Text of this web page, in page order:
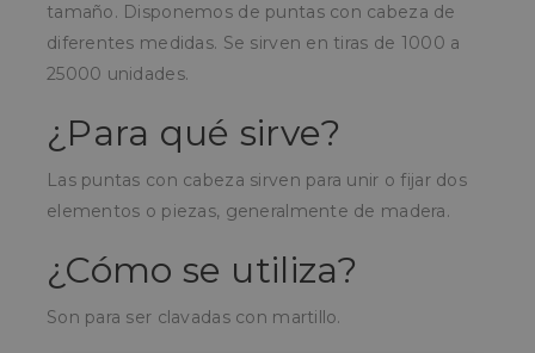
tamaño. Disponemos de puntas con cabeza de
diferentes medidas. Se sirven en tiras de 1000 a
25000 unidades.
¿Para qué sirve?
Las puntas con cabeza sirven para unir o fijar dos
elementos o piezas, generalmente de madera.
¿Cómo se utiliza?
Son para ser clavadas con martillo.